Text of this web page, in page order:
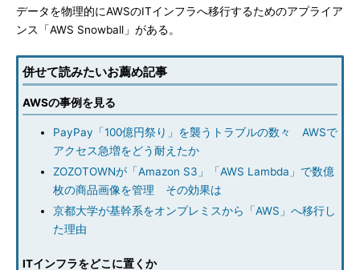
データを物理的にAWSのITインフラへ移行するためのアプライア
ンス「AWS Snowball」がある。
併せて読みたいお薦め記事
AWSの事例を見る
PayPay「100億円祭り」を襲うトラブルの数々 AWSで
アクセス急増をどう耐えたか
ZOZOTOWNが「Amazon S3」「AWS Lambda」で数億
枚の商品画像を管理 その効果は
京都大学が基幹系をオンプレミスから「AWS」へ移行し
た理由
ITインフラをどこに置くか